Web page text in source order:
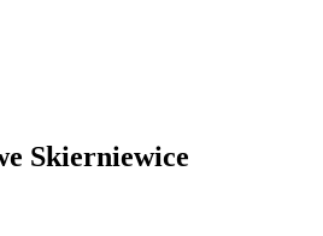
Skierniewice